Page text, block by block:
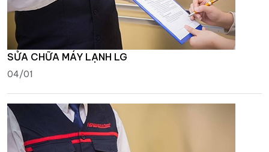
SỬA CHỮA MÁY LẠNH LG
04/01